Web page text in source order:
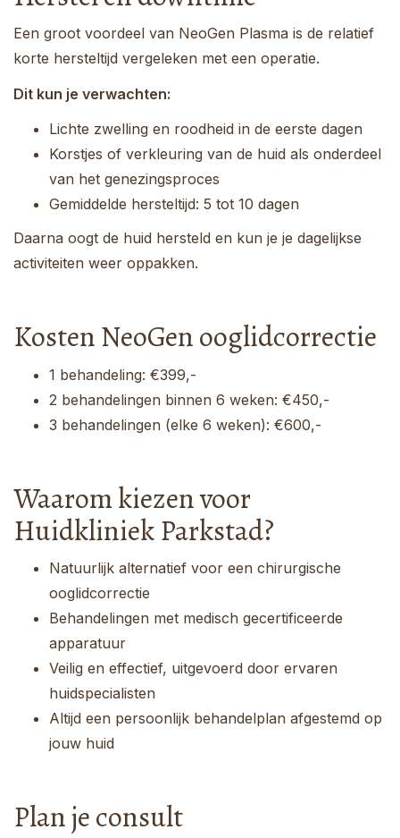
Een groot voordeel van NeoGen Plasma is de relatief
korte hersteltijd vergeleken met een operatie.
Dit kun je verwachten:
Lichte zwelling en roodheid in de eerste dagen
Korstjes of verkleuring van de huid als onderdeel
van het genezingsproces
Gemiddelde hersteltijd: 5 tot 10 dagen
Daarna oogt de huid hersteld en kun je je dagelijkse
activiteiten weer oppakken.
Kosten NeoGen ooglidcorrectie
1 behandeling: €399,-
2 behandelingen binnen 6 weken: €450,-
3 behandelingen (elke 6 weken): €600,-
Waarom kiezen voor
Huidkliniek Parkstad?
Natuurlijk alternatief voor een chirurgische
ooglidcorrectie
Behandelingen met medisch gecertificeerde
apparatuur
Veilig en effectief, uitgevoerd door ervaren
huidspecialisten
Altijd een persoonlijk behandelplan afgestemd op
jouw huid
Plan je consult